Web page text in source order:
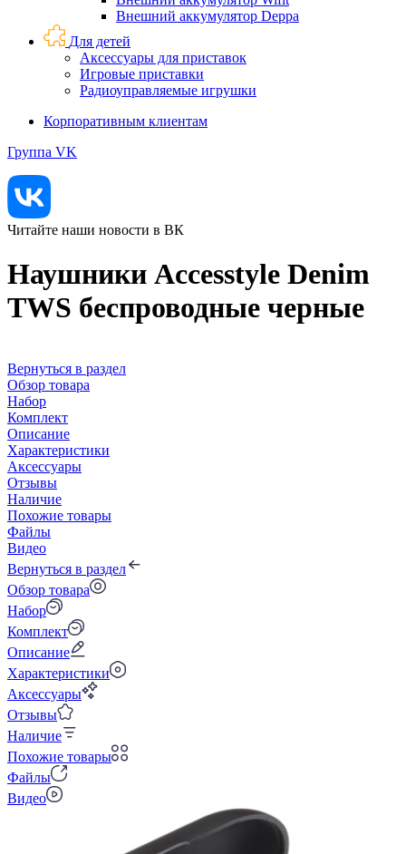
Внешний аккумулятор Deppa
Для детей
Аксессуары для приставок
Игровые приставки
Радиоуправляемые игрушки
Корпоративным клиентам
Группа VK
Читайте наши новости в ВК
Наушники Accesstyle Denim
TWS беспроводные черные
Вернуться в раздел
Обзор товара
Набор
Комплект
Описание
Характеристики
Аксессуары
Отзывы
Наличие
Похожие товары
Файлы
Видео
Вернуться в раздел
Обзор товара
Набор
Комплект
Описание
Характеристики
Аксессуары
Отзывы
Наличие
Похожие товары
Файлы
Видео